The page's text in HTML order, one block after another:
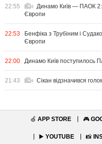
22:55
Динамо Київ — ПАОК 2:3
Європи
22:53
Бенфіка з Трубіним і
Європи
22:00 Динамо Київ поступилось
21:43 Сікан відзначився
🍏 APP STORE 🎮
▶️ YOUTUBE 📸